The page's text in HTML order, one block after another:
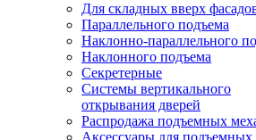
Для складных вверх
Параллельного подъема
Наклонно-параллельного
Наклонного подъема
Секретерные
Системы вертикального
открывания дверей
Распродажа подъемных
Аксессуары для подъемных